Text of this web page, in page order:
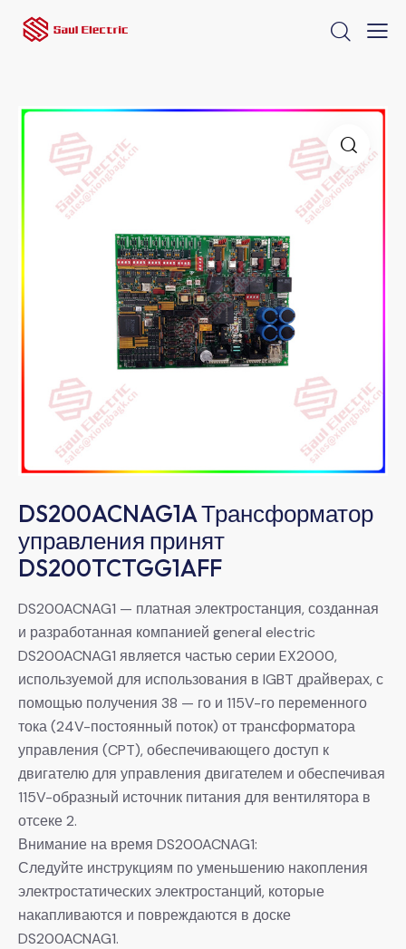
DS200ACNAG1A Трансформатор
управления принят
DS200TCTGG1AFF
DS200ACNAG1 — платная электростанция, созданная
и разработанная компанией general electric
DS200ACNAG1 является частью серии EX2000,
используемой для использования в IGBT драйверах, с
помощью получения 38 — го и 115V-го переменного
тока (24V-постоянный поток) от трансформатора
управления (CPT), обеспечивающего доступ к
двигателю для управления двигателем и обеспечивая
115V-образный источник питания для вентилятора в
отсеке 2.
Внимание на время DS200ACNAG1:
Следуйте инструкциям по уменьшению накопления
электростатических электростанций, которые
накапливаются и повреждаются в доске
DS200ACNAG1.